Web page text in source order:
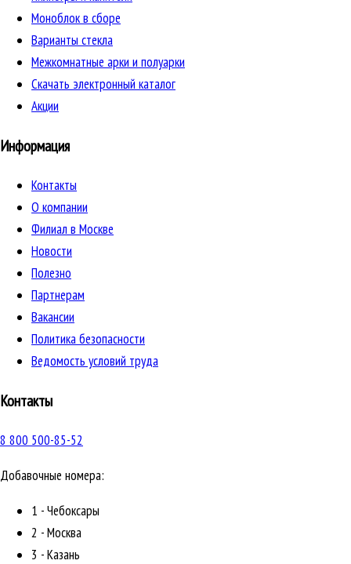
Моноблок в сборе
Варианты стекла
Межкомнатные арки и полуарки
Скачать электронный каталог
Акции
Информация
Контакты
О компании
Филиал в Москве
Новости
Полезно
Партнерам
Вакансии
Политика безопасности
Ведомость условий труда
Контакты
8 800 500-85-52
Добавочные номера:
1 - Чебоксары
2 - Москва
3 - Казань